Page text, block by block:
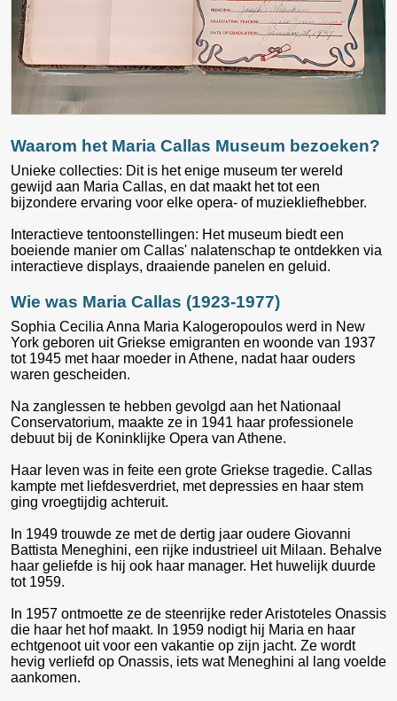
Waarom het Maria Callas Museum bezoeken?
Unieke collecties: Dit is het enige museum ter wereld
gewijd aan Maria Callas, en dat maakt het tot een
bijzondere ervaring voor elke opera- of muziekliefhebber.
Interactieve tentoonstellingen: Het museum biedt een
boeiende manier om Callas' nalatenschap te ontdekken via
interactieve displays, draaiende panelen en geluid.
Wie was Maria Callas (1923-1977)
Sophia Cecilia Anna Maria Kalogeropoulos werd in New
York geboren uit Griekse emigranten en woonde van 1937
tot 1945 met haar moeder in Athene, nadat haar ouders
waren gescheiden.
Na zanglessen te hebben gevolgd aan het Nationaal
Conservatorium, maakte ze in 1941 haar professionele
debuut bij de Koninklijke Opera van Athene.
Haar leven was in feite een grote Griekse tragedie. Callas
kampte met liefdesverdriet, met depressies en haar stem
ging vroegtijdig achteruit.
In 1949 trouwde ze met de dertig jaar oudere Giovanni
Battista Meneghini, een rijke industrieel uit Milaan. Behalve
haar geliefde is hij ook haar manager. Het huwelijk duurde
tot 1959.
In 1957 ontmoette ze de steenrijke reder Aristoteles Onassis
die haar het hof maakt. In 1959 nodigt hij Maria en haar
echtgenoot uit voor een vakantie op zijn jacht. Ze wordt
hevig verliefd op Onassis, iets wat Meneghini al lang voelde
aankomen.